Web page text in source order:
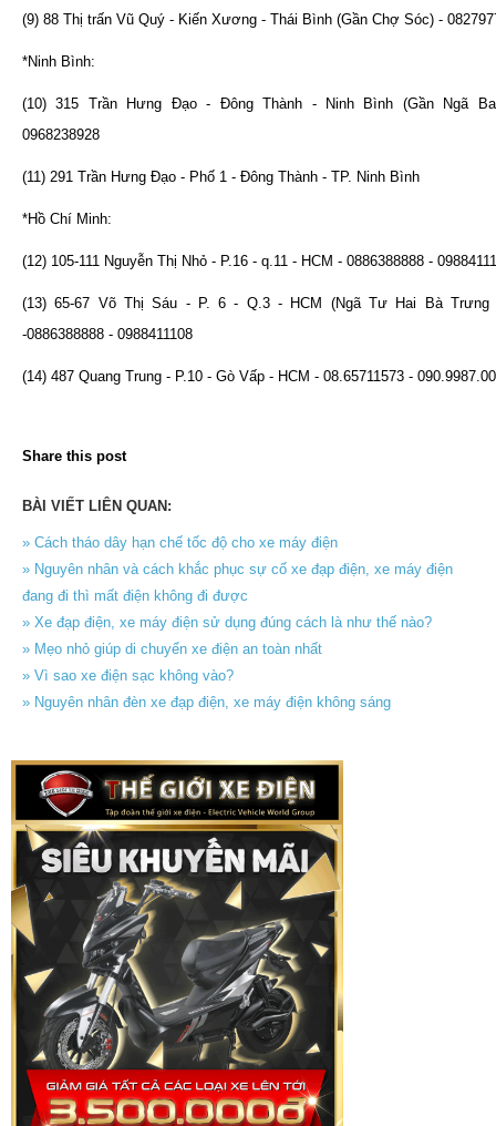
(9) 88 Thị trấn Vũ Quý - Kiến Xương - Thái Bình (Gần Chợ Sóc) -
*Ninh Bình:
(10) 315 Trần Hưng Đạo - Đông Thành - Ninh Bình (Gần Ngã
0968238928
(11) 291 Trần Hưng Đạo - Phố 1 - Đông Thành - TP. Ninh Bình
*Hồ Chí Minh:
(12) 105-111 Nguyễn Thị Nhỏ - P.16 - q.11 - HCM - 0886388888 -
(13) 65-67 Võ Thị Sáu - P. 6 - Q.3 - HCM (Ngã Tư Hai Bà Trưng
-0886388888 - 0988411108
(14) 487 Quang Trung - P.10 - Gò Vấp - HCM - 08.65711573 -
Share this post
BÀI VIẾT LIÊN QUAN:
» Cách tháo dây hạn chế tốc độ cho xe máy điện
» Nguyên nhân và cách khắc phục sự cố xe đạp điện, xe máy điện
đang đi thì mất điện không đi được
» Xe đạp điện, xe máy điện sử dụng đúng cách là như thế nào?
» Mẹo nhỏ giúp di chuyển xe điện an toàn nhất
» Vì sao xe điện sạc không vào?
» Nguyên nhân đèn xe đạp điện, xe máy điện không sáng